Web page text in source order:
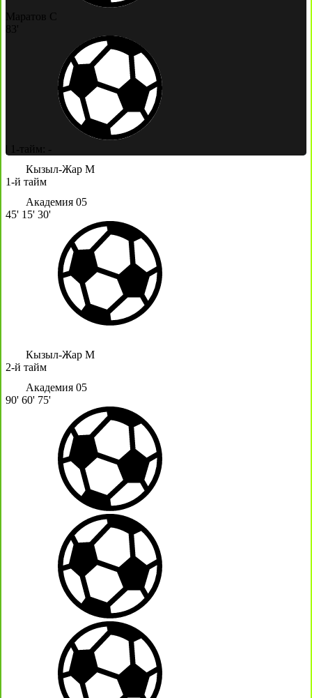
Маратов С
83'
1-тайм: -
Кызыл-Жар М
1-й тайм
Академия 05
45' 15' 30'
Кызыл-Жар М
2-й тайм
Академия 05
90' 60' 75'